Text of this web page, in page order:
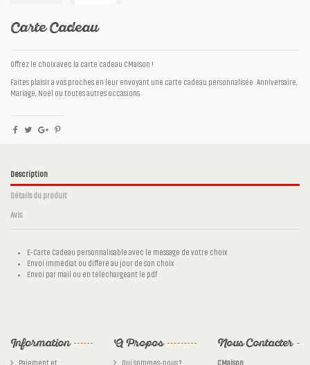
Carte Cadeau
Offrez le choix avec la carte cadeau CMaison !
Faites plaisir à vos proches en leur envoyant une carte cadeau personnalisée : Anniversaire,
Mariage, Noël ou toutes autres occasions.
Description
Détails du produit
Avis
E-Carte Cadeau personnalisable avec le message de votre choix
Envoi immédiat ou différé au jour de son choix
Envoi par mail ou en téléchargeant le pdf
Information
Paiement et
A Propos
Qui sommes-nous ?
Nous Contacter
CMaison